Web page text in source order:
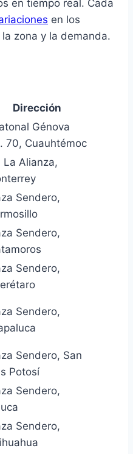
en tiempo real. Cada
en los
zona y la demanda.
Dirección
Génova
70, Cuauhtémoc
La Alianza,
Sendero,
Sendero,
Sendero,
Sendero,
Sendero, San
Potosí
Sendero,
Sendero,